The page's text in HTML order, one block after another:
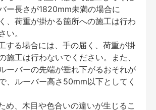
ー長さが1820mm未満の場合に
、荷重が掛かる箇所への施工は行わ
い。
する場合には、手の届く、荷重が掛
施工は行わないでください。また、
ーバーの先端が垂れ下がるおそれが
、ルーバー高さ50mm以下としてく
め、木目や色合いの違いが生じるこ